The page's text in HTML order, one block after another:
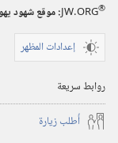
JW.ORG®
:‏ موقع شهود
إعدادات المظهر
روابط سريعة
أُطلب زيارة